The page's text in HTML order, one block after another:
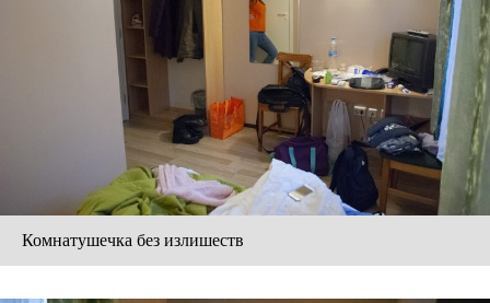
Комнатушечка без излишеств